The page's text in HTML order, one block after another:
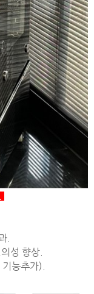
.
성 향상.
능추가).